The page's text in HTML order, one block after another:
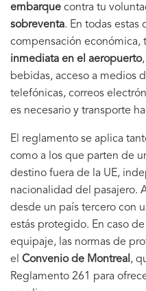
embarque contra tu
sobreventa. En todas estas
compensación económica,
inmediata en el aeropuerto
bebidas, acceso a medios
telefónicas, correos
es necesario y transporte
El reglamento se aplica
como a los que parten de
destino fuera de la UE,
nacionalidad del pasajero.
desde un país tercero con
estás protegido. En caso
equipaje, las normas de
el Convenio de Montreal ,
Reglamento 261 para